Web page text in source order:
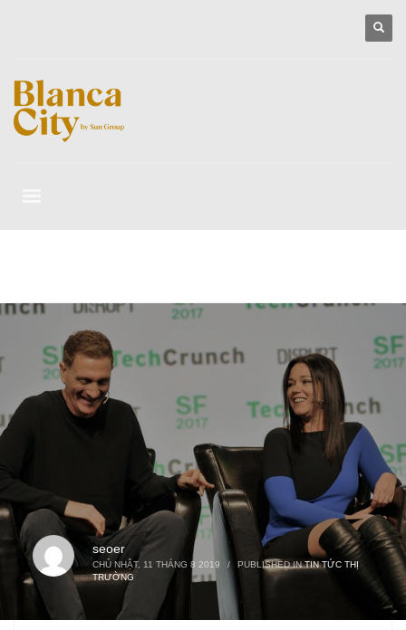
seoer
CHỦ NHẬT, 11 THÁNG 8 2019 / PUBLISHED INTIN TỨC THỊ
TRƯỜNG